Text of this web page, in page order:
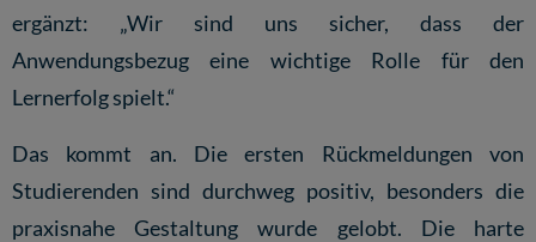
ergänzt: „Wir sind uns sicher, dass der
Anwendungsbezug eine wichtige Rolle für den
Lernerfolg spielt.“
Das kommt an. Die ersten Rückmeldungen von
Studierenden sind durchweg positiv, besonders die
praxisnahe Gestaltung wurde gelobt. Die harte